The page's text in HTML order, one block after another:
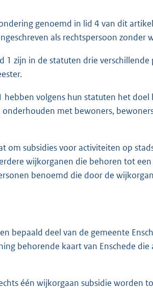
genoemd in lid 4 van dit
als rechtspersoon zonder
1 zijn in de statuten drie
hebben volgens hun statuten het
met bewoners,
om subsidies voor activiteiten op
wijkorganen die behoren tot
benoemd die door de
bepaald deel van de gemeente
behorende kaart van Enschede die
één wijkorgaan subsidie worden